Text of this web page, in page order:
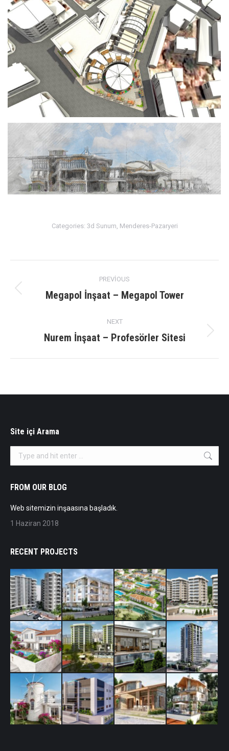
Categories: 3d Sunum, Menderes-Pazaryeri
navigation
PREVIOUS
Previous
Megapol İnşaat – Megapol Tower
NEXT
Next
Nurem İnşaat – Profesörler Sitesi
Site içi Arama
Search:
FROM OUR BLOG
Web sitemizin inşaasına başladık.
1 Haziran 2018
RECENT PROJECTS